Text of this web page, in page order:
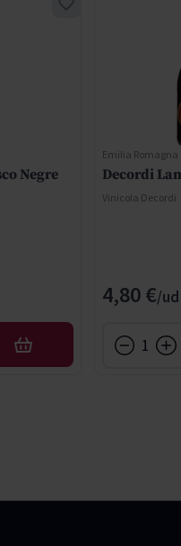
Negre
AFEGIR
Emilia Romagna
Decordi
Vinicola Decordi
4,80 €